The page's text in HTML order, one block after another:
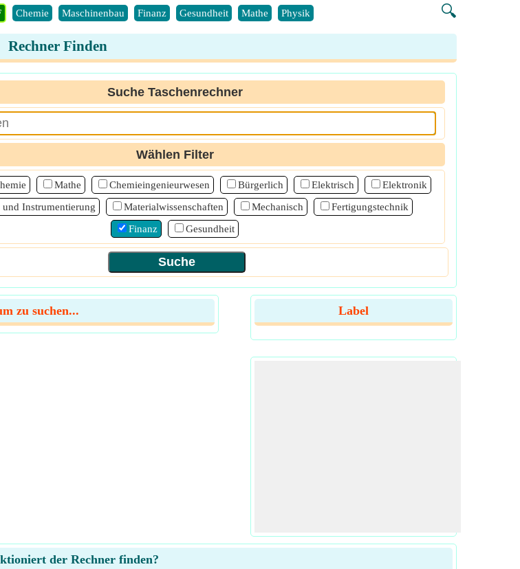
🔍
Chemie Maschinenbau Finanz Gesundheit Mathe Physik
Rechner Finden
Suche Taschenrechner
Wählen Filter
Mathe Chemieingenieurwesen Bürgerlich Elektrisch
Elektronik
Instrumentierung
Materialwissenschaften Mechanisch
Fertigungstechnik
Finanz
Gesundheit
zu suchen... Label
der Rechner finden?